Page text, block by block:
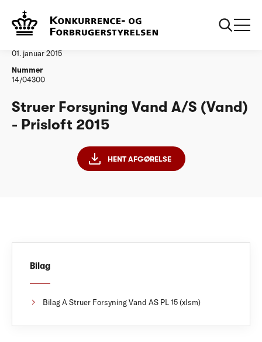
Vandtilsyn
01. januar 2015
Nummer
14/04300
Struer Forsyning Vand A/S (Vand)
- Prisloft 2015
HENT AFGØRELSE
Bilag
Bilag A Struer Forsyning Vand AS PL 15 (xlsm)